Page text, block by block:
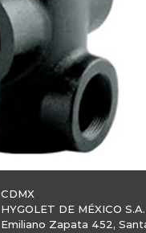
CDMX
HYGOLET DE MÉXICO
Emiliano Zapata 452,